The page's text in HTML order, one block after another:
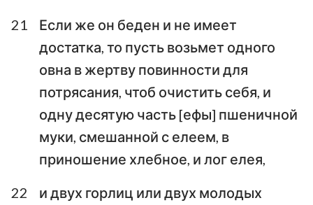
21
Если же он беден и не имеет
достатка, то пусть возьмет одного
овна в жертву повинности для
потрясания, чтоб очистить себя, и
одну десятую часть [ефы] пшеничной
муки, смешанной с елеем, в
приношение хлебное, и лог елея,
22
и двух горлиц или двух молодых